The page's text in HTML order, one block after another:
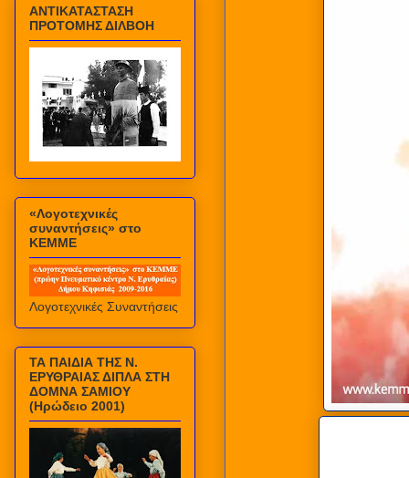
ΑΝΤΙΚΑΤΑΣΤΑΣΗ
ΠΡΟΤΟΜΗΣ ΔΙΛΒΟΗ
«Λογοτεχνικές
συναντήσεις» στο
ΚΕΜΜΕ
Λογοτεχνικές Συναντήσεις
ΤΑ ΠΑΙΔΙΑ ΤΗΣ Ν.
ΕΡΥΘΡΑΙΑΣ ΔΙΠΛΑ ΣΤΗ
ΔΟΜΝΑ ΣΑΜΙΟΥ
(Ηρώδειο 2001)